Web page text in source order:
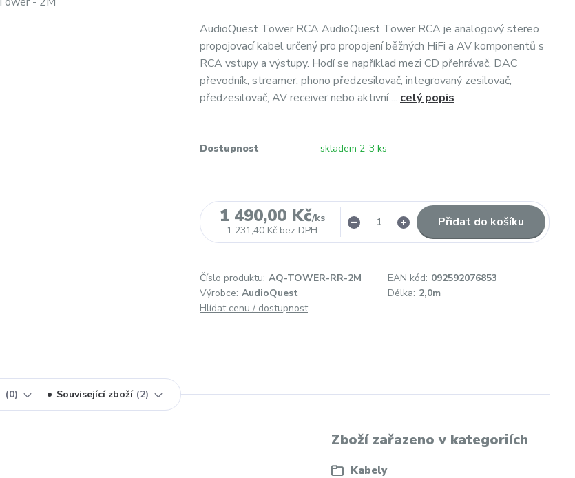
AudioQuest Tower RCA AudioQuest Tower RCA je analogový stereo
propojovací kabel určený pro propojení běžných HiFi a AV komponentů s
RCA vstupy a výstupy. Hodí se například mezi CD přehrávač, DAC
převodník, streamer, phono předzesilovač, integrovaný zesilovač,
předzesilovač, AV receiver nebo aktivní ... celý popis
Dostupnost skladem 2-3 ks
1 490,00 Kč/ks
1 231,40 Kč bez DPH
Přidat do košíku
Číslo produktu: AQ-TOWER-RR-2M EAN kód: 092592076853
Výrobce: AudioQuest Délka: 2,0m
Hlídat cenu / dostupnost
0 Související zboží 2
Zboží zařazeno v kategoriích
Kabely